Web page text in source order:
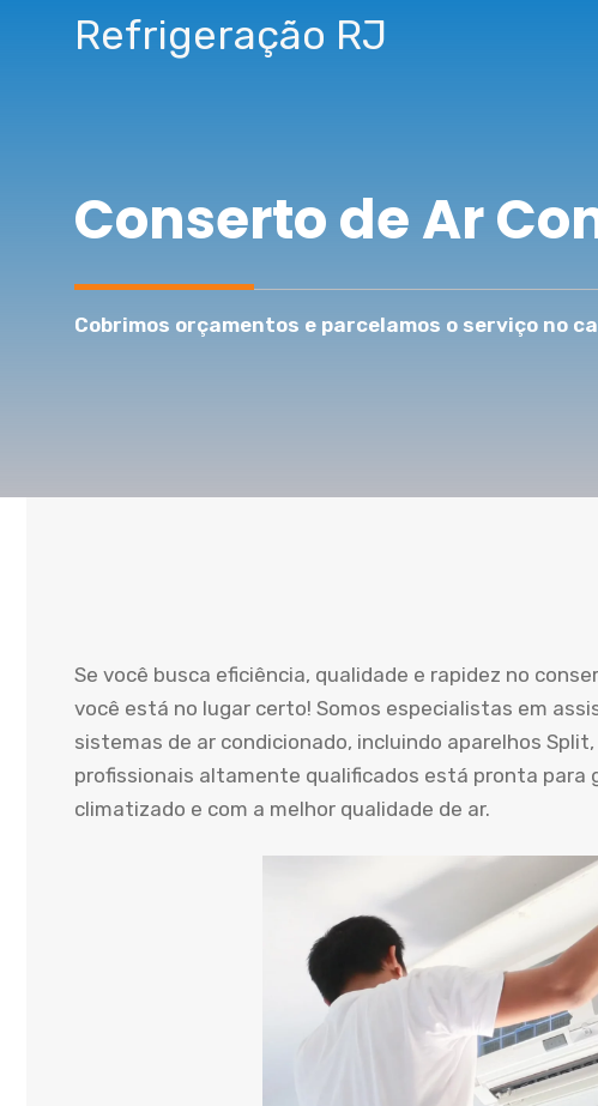
Refrigeração RJ
Conserto de Ar
Cobrimos orçamentos e parcelamos o serviço no
Se você busca eficiência, qualidade e rapidez no
você está no lugar certo! Somos especialistas em
sistemas de ar condicionado, incluindo aparelhos
profissionais altamente qualificados está pronta
climatizado e com a melhor qualidade de ar.